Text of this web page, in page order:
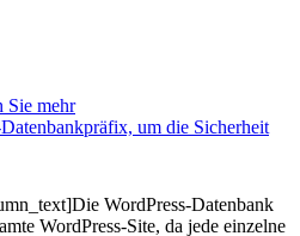
Sie mehr
um die Sicherheit
WordPress-Datenbank
WordPress-Site, da jede einzelne